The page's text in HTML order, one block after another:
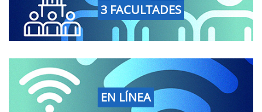
3 FACULTADES
EN LÍNEA